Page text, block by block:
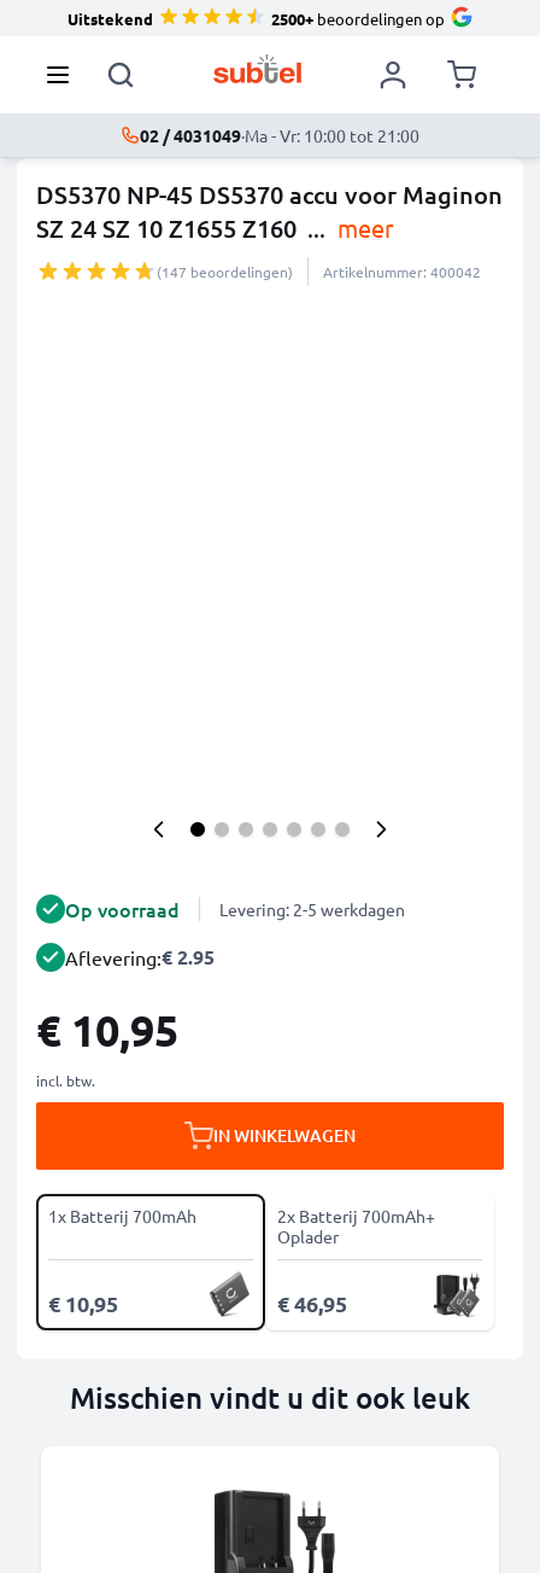
Uitstekend 2500+beoordelingen op
02 / 4031049·Ma - Vr: 10:00 tot 21:00
DS5370 NP-45 DS5370 accu voor Maginon
SZ 24 SZ 10 Z1655 Z160 ... meer
(147 beoordelingen) Artikelnummer: 400042
Op voorraad Levering: 2-5 werkdagen
Aflevering:€ 2.95
€ 10,95
incl. btw.
IN WINKELWAGEN
1x Batterij 700mAh
€ 10,95
2x Batterij 700mAh+
Oplader
€ 46,95
Misschien vindt u dit ook leuk